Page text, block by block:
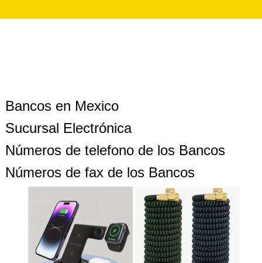
Bancos en Mexico
Sucursal Electrónica
Números de telefono de los Bancos
Números de fax de los Bancos